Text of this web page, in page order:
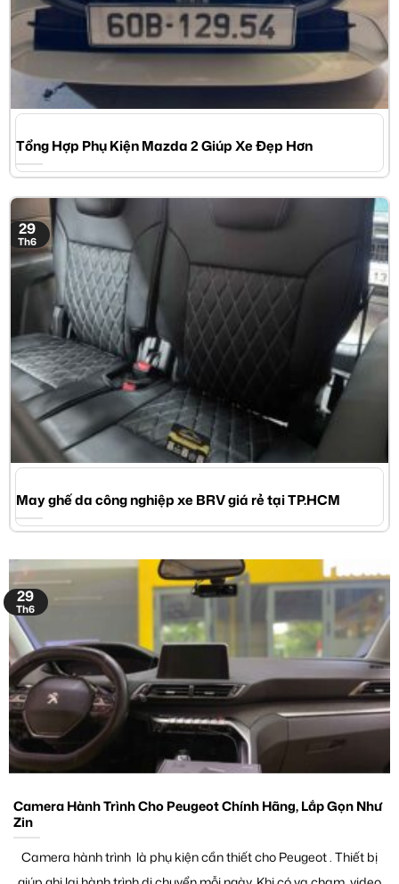
Tổng Hợp Phụ Kiện Mazda 2 Giúp Xe Đẹp Hơn
May ghế da công nghiệp xe BRV giá rẻ tại TP.HCM
29
Th6
Camera Hành Trình Cho Peugeot Chính Hãng, Lắp Gọn Như
Zin
Camera hành trình là phụ kiện cần thiết cho Peugeot . Thiết bị
29
Th6